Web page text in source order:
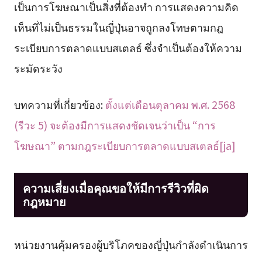
เป็นการโฆษณาเป็นสิ่งที่ต้องทำ การแสดงความคิด
เห็นที่ไม่เป็นธรรมในญี่ปุ่นอาจถูกลงโทษตามกฎ
ระเบียบการตลาดแบบสเตลธ์ ซึ่งจำเป็นต้องให้ความ
ระมัดระวัง
บทความที่เกี่ยวข้อง:ตั้งแต่เดือนตุลาคม พ.ศ. 2568
(รีวะ 5) จะต้องมีการแสดงชัดเจนว่าเป็น “การ
โฆษณา” ตามกฎระเบียบการตลาดแบบสเตลธ์[ja]
ความเสี่ยงเมื่อคุณขอให้มีการรีวิวที่ผิด
กฎหมาย
หน่วยงานคุ้มครองผู้บริโภคของญี่ปุ่นกำลังดำเนินการ